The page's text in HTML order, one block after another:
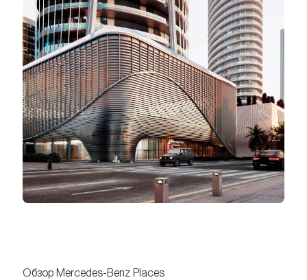
Обзор Mercedes-Benz Places